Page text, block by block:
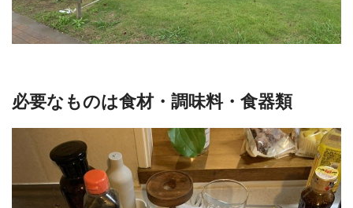
必要なものは食材・調味料・食器類